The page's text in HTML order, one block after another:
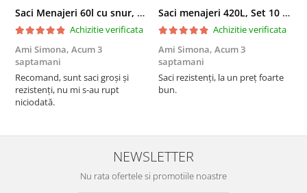
Saci Menajeri 60l cu snur, Roz, 10buc/rola
Achizitie verificata
Ami Simona, Acum 3
saptamani
Recomand, sunt saci groși și
rezistenți, nu mi s-au rupt
niciodată.
Saci menajeri 420L, Set 10 bucati
Achizitie verificata
Ami Simona, Acum 3
saptamani
Saci rezistenți, la un preț foarte
bun.
NEWSLETTER
Nu rata ofertele si promotiile noastre